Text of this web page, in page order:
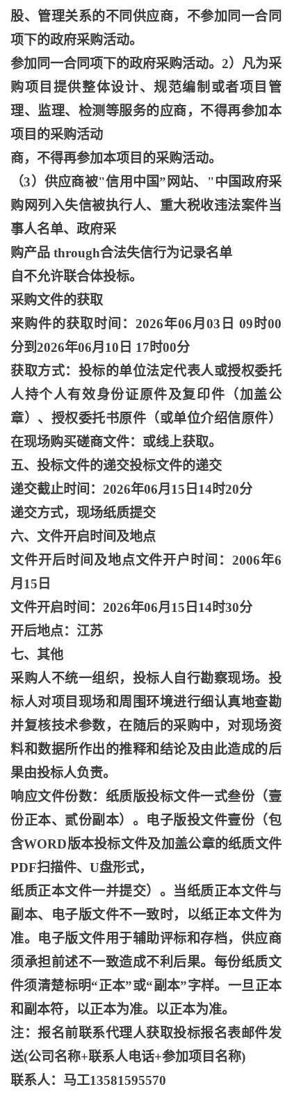
股、管理关系的不同供应商，不参加同一合同
项下的政府采购活动。
参加同一合同项下的政府采购活动。 2）凡为采
购项目提供整体设计、规范编制或者项目管
理、监理、检测等服务的应商，不得再参加本
项目的采购活动
商，不得再参加本项目的采购活动。
（3）供应商被"信用中国”网站、"中国政府采
购网列入失信被执行人、重大税收违法案件当
事人名单、政府采
购产品 through合法失信行为记录名单
自不允许联合体投标。
采购文件的获取
来购件的获取时间： 2026年06月03日 09时00
分到2026年06月10日 17时00分
获取方式：投标的单位法定代表人或授权委托
人持个人有效身份证原件及复印件（加盖公
章）、授权委托书原件（或单位介绍信原件）
在现场购买磋商文件：或线上获取。
五、投标文件的递交投标文件的递交
递交截止时间： 2026年06月15日14时20分
递交方式，现场纸质提交
六、文件开启时间及地点
文件开后时间及地点文件开户时间：2006年6
月15日
文件开启时间： 2026年06月15日14时30分
开后地点：江苏
七、其他
采购人不统一组织，投标人自行勘察现场。投
标人对项目现场和周围环境进行细认真地查勘
并复核技术参数，在随后的采购中，对现场资
料和数据所作出的推释和结论及由此造成的后
果由投标人负责。
响应文件份数：纸质版投标文件一式叁份（壹
份正本、贰份副本）。电子版投文件壹份（包
含WORD版本投标文件及加盖公章的纸质文件
PDF扫描件、U盘形式，
纸质正本文件一并提交）。当纸质正本文件与
副本、电子版文件不一致时，以纸正本文件为
准。电子版文件用于辅助评标和存档，供应商
须承担前述不一致造成不利后果。每份纸质文
件须清楚标明“正本”或“副本”字样。一旦正本
和副本符，以正本为准。以正本为准。
注：报名前联系代理人获取投标报名表邮件发
送(公司名称+联系人电话+参加项目名称)
联系人：马工13581595570